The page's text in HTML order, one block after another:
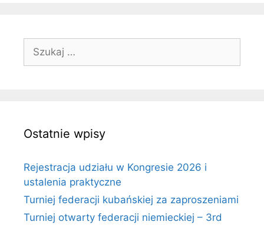
Ostatnie wpisy
Rejestracja udziału w Kongresie 2026 i
ustalenia praktyczne
Turniej federacji kubańskiej za zaproszeniami
Turniej otwarty federacji niemieckiej – 3rd